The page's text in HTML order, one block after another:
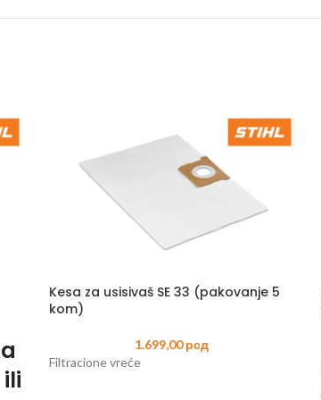
Kesa za usisivaš SE 33 (pakovanje 5
kom)
1.699,00рсд
Filtracione vreće